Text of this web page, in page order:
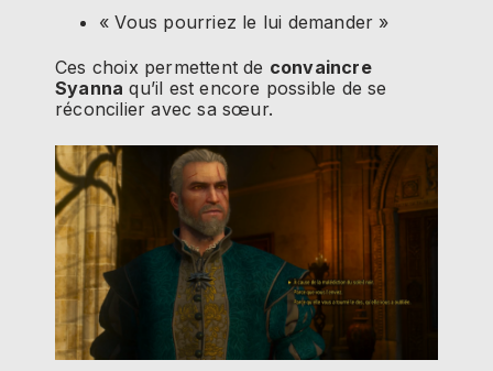
« Vous pourriez le lui demander »
Ces choix permettent de convaincre
Syanna qu’il est encore possible de se
réconcilier avec sa sœur.